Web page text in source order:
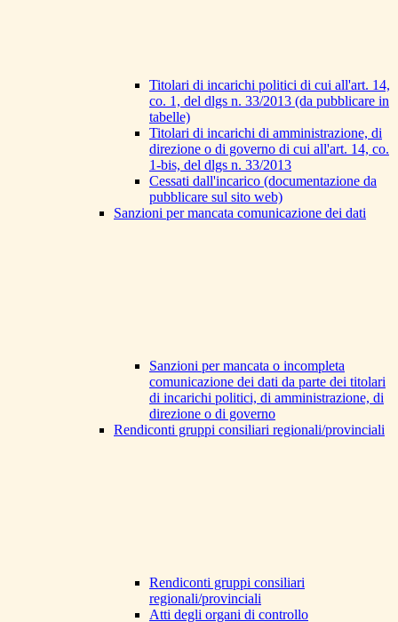
Titolari di incarichi politici di cui all'art. 14,
co. 1, del dlgs n. 33/2013 (da pubblicare in
tabelle)
Titolari di incarichi di amministrazione, di
direzione o di governo di cui all'art. 14, co.
1-bis, del dlgs n. 33/2013
Cessati dall'incarico (documentazione da
pubblicare sul sito web)
Sanzioni per mancata comunicazione dei dati
Sanzioni per mancata o incompleta
comunicazione dei dati da parte dei titolari
di incarichi politici, di amministrazione, di
direzione o di governo
Rendiconti gruppi consiliari regionali/provinciali
Rendiconti gruppi consiliari
regionali/provinciali
Atti degli organi di controllo